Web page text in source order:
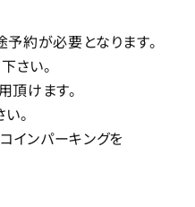
約が必要となります。
さい。
けます。
。
ンパーキングを